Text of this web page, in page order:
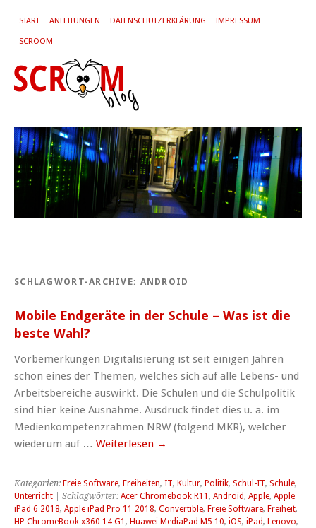
START ANLEITUNGEN DATENSCHUTZERKLÄRUNG IMPRESSUM
SCROOM
SCHLAGWORT-ARCHIVE: ANDROID
Mobile Endgeräte in der Schule – Was ist die
beste Wahl?
Vorbemerkungen Digitalisierung ist seit einigen Jahren
schon eines der Themen, welches sich auf alle Lebens- und
Arbeitsbereiche auswirkt. Die Schulen und die Schulpolitik
sind hier keine Ausnahme. Ausdruck findet dies u. a. im
Medienkompetenzrahmen NRW (folgend MKR), welcher
wiederum auf … Weiterlesen →
Kategorien: Freie Software, Freiheiten, IT, Kultur, Politik, Schul-IT, Schule,
Unterricht | Schlagwörter: Acer Chromebook R11 , Android, Apple, Apple
iPad 6 2018, Apple iPad Pro 11 2018, Convertible, Freie Software, Freiheit,
HP ChromeBook x360 14 G1 , Huawei MediaPad M5 10, iOS, iPad, Lenovo,